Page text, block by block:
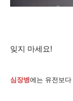
잊지 마세요!
심장병에는 유전보다